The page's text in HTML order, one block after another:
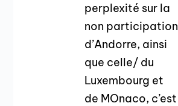
perplexité sur la
non participation
d’Andorre, ainsi
que celle/ du
Luxembourg et
de MOnaco, c’est